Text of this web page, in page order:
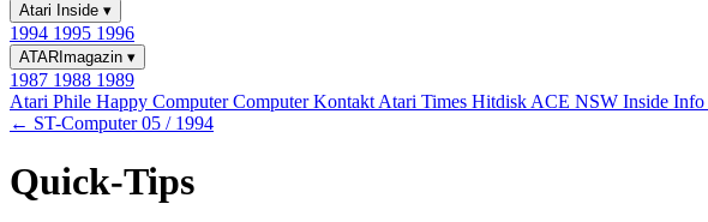
Atari Inside ▾
1994 1995 1996
ATARImagazin ▾
1987 1988 1989
Atari Phile Happy ComputerComputer Kontakt Atari Times Hitdisk ACE NSW Inside Info
← ST-Computer 05 / 1994
Quick-Tips